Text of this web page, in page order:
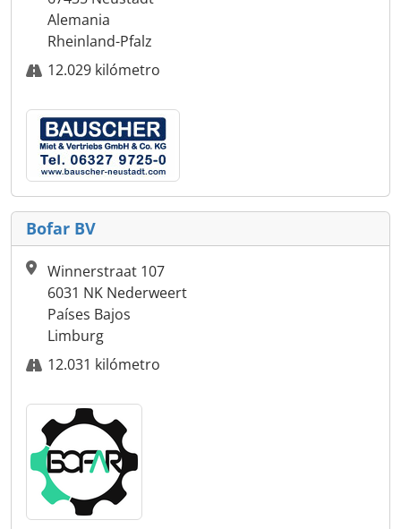
Alemania
Rheinland-Pfalz
12.029 kilómetro
Bofar BV
Winnerstraat 107
6031 NK Nederweert
Países Bajos
Limburg
12.031 kilómetro